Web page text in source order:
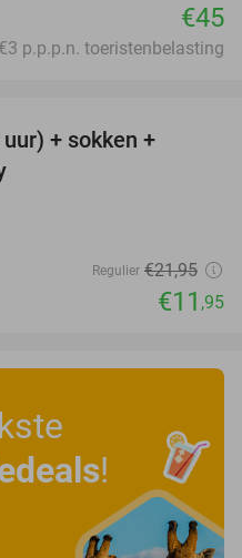
€45
p.p.p.n. toeristenbelasting
+ sokken +
Regulier €21,95
€11 ,95
!